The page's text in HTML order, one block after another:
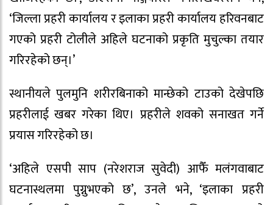
‘जिल्ला प्रहरी कार्यालय र इलाका प्रहरी कार्यालय हरिवनबाट
गएको प्रहरी टोलीले अहिले घटनाको प्रकृति मुचुल्का तयार
गरिरहेको छन्।’
स्थानीयले पुलमुनि शरीरबिनाको मान्छेको टाउको देखेपछि
प्रहरीलाई खबर गरेका थिए। प्रहरीले शवको सनाखत गर्ने
प्रयास गरिरहेको छ।
‘अहिले एसपी साप (नरेशराज सुवेदी) आफैँ मलंगवाबाट
घटनास्थलमा पुग्नुभएको छ’, उनले भने, ‘इलाका प्रहरी